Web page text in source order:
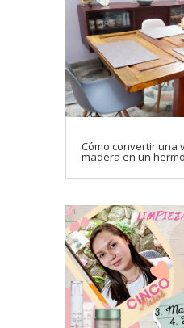
Cómo convertir una
madera en un